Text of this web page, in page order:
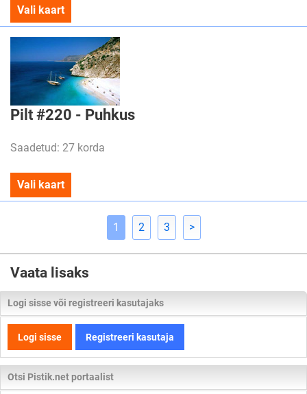
Vali kaart
Pilt #220 - Puhkus
Saadetud: 27 korda
Vali kaart
1 2 3 >
Vaata lisaks
Logi sisse või registreeri kasutajaks
Logi sisse Registreeri kasutaja
Otsi Pistik.net portaalist